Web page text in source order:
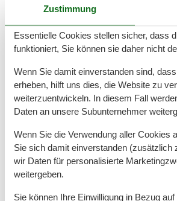
Neben Ferienwohnungen mit Hund
auch einentollen, gepflegten
Vierbeiner dürfen hier herumtollen
werden. Besonders angenehm ist
Hundestrand in Koserow direkt an
befindet und Gäste es nicht weit zu
Restaurants und Cafés haben.
Entsorgungsmöglichkeiten stehen
Hundebesitzern ebenfalls am
zur Verfügung. Einen tollen
Hund kann man ideal auf dem
Zustimmung
Essentielle Cookies stellen sicher, dass
funktioniert, Sie können sie daher nicht
Wenn Sie damit einverstanden sind,
erheben, hilft uns dies, die Website zu
weiterzuentwickeln. In diesem Fall
Daten an unsere Subunternehmer
Wenn Sie die Verwendung aller Cookies
Sie sich damit einverstanden (zusätzlich
wir Daten für personalisierte
weitergeben.
Sie können Ihre Einwilligung in Bezug